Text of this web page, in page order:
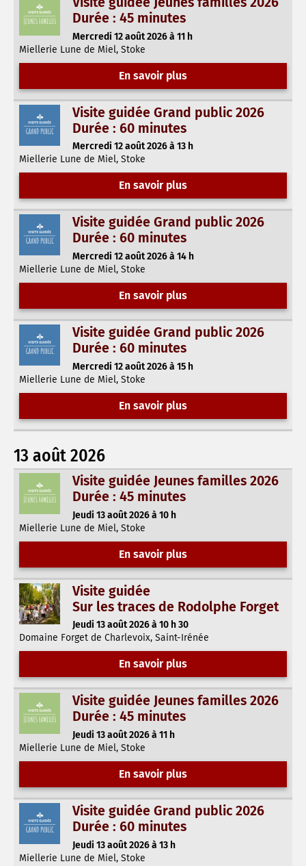
Durée : 45 minutes
Mercredi 12 août 2026 à 11 h
Miellerie Lune de Miel, Stoke
En savoir plus
Visite guidée Grand public 2026
Durée : 60 minutes
Mercredi 12 août 2026 à 13 h
Miellerie Lune de Miel, Stoke
En savoir plus
Visite guidée Grand public 2026
Durée : 60 minutes
Mercredi 12 août 2026 à 14 h
Miellerie Lune de Miel, Stoke
En savoir plus
Visite guidée Grand public 2026
Durée : 60 minutes
Mercredi 12 août 2026 à 15 h
Miellerie Lune de Miel, Stoke
En savoir plus
13 août 2026
Visite guidée Jeunes familles 2026
Durée : 45 minutes
Jeudi 13 août 2026 à 10 h
Miellerie Lune de Miel, Stoke
En savoir plus
Visite guidée
Sur les traces de Rodolphe Forget
Jeudi 13 août 2026 à 10 h 30
Domaine Forget de Charlevoix, Saint-Irénée
En savoir plus
Visite guidée Jeunes familles 2026
Durée : 45 minutes
Jeudi 13 août 2026 à 11 h
Miellerie Lune de Miel, Stoke
En savoir plus
Visite guidée Grand public 2026
Durée : 60 minutes
Jeudi 13 août 2026 à 13 h
Miellerie Lune de Miel, Stoke